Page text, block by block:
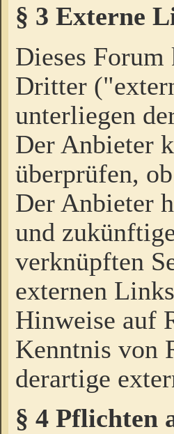
§ 3 Externe
Dieses Forum
Dritter
unterliegen
Der Anbieter
überprüfen,
Der Anbieter
und
verknüpften
externen
Hinweise auf
Kenntnis von
derartige
§ 4 Pflichten